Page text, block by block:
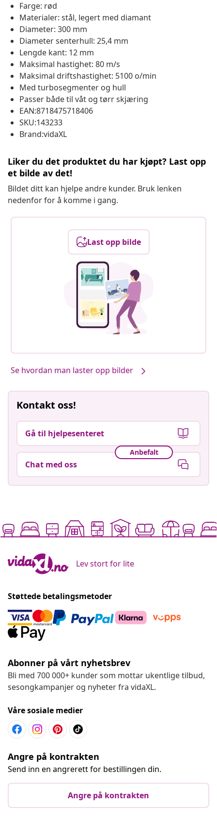
Farge: rød
Materialer: stål, legert med diamant
Diameter: 300 mm
Diameter senterhull: 25,4 mm
Lengde kant: 12 mm
Maksimal hastighet: 80 m/s
Maksimal driftshastighet: 5100 o/min
Med turbosegmenter og hull
Passer både til våt og tørr skjæring
EAN:8718475718406
SKU:143233
Brand:vidaXL
Liker du det produktet du har kjøpt? Last opp
et bilde av det!
Bildet ditt kan hjelpe andre kunder. Bruk lenken
nedenfor for å komme i gang.
Last opp bilde
Se hvordan man laster opp bilder
Kontakt oss!
Gå til hjelpesenteret
Anbefalt
Chat med oss
Lev stort for lite
Støttede betalingsmetoder
Abonner på vårt nyhetsbrev
Bli med 700 000+ kunder som mottar ukentlige tilbud,
sesongkampanjer og nyheter fra vidaXL.
Våre sosiale medier
Angre på kontrakten
Send inn en angrerett for bestillingen din.
Angre på kontrakten